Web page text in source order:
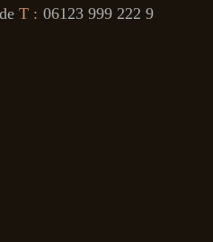
T : 06123 999 222 9